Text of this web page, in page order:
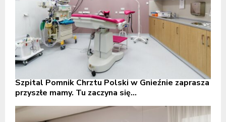
Szpital Pomnik Chrztu Polski w Gnieźnie zaprasza
przyszłe mamy. Tu zaczyna się...